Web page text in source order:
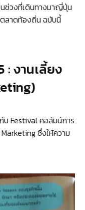
ช่วงที่เดินทางมาญี่ปุ่น
ลาดท้องถิ่น ฉบับนี้
: งานเลี้ยง
บ Festival คอลัมน์การ
ซึ่งให้ความ